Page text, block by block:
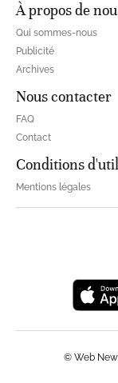
À propos de
Qui sommes-nous
Publicité
Archives
Nous contacter
FAQ
Contact
Conditions
Mentions légales
© Web